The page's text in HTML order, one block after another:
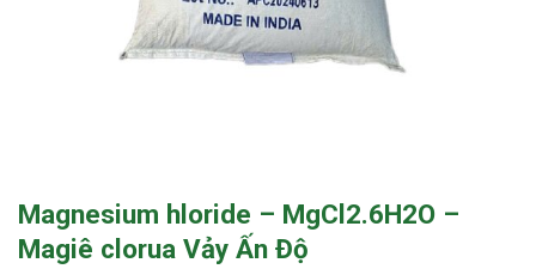
Magnesium hloride – MgCl2.6H2O –
Magiê clorua Vảy Ấn Độ